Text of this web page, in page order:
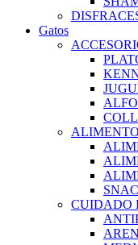
Gatos
CUIDADO